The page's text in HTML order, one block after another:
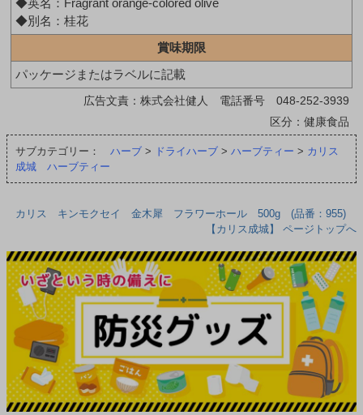
◆別名：桂花
賞味期限
パッケージまたはラベルに記載
広告文責：株式会社健人 電話番号 048-252-3939
区分：健康食品
サブカテゴリー： ハーブ > ドライハーブ > ハーブティー > カリス
成城 ハーブティー
カリス キンモクセイ 金木犀 フラワーホール 500g (品番：955)
【カリス成城】 ページトップへ